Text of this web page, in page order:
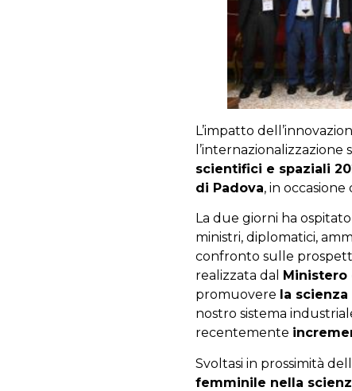
L’impatto
scientifici e spaziali
di Padova, in
La due giorni ha
ministri, diplomatici,
confronto sulle
realizzata dal Ministero
promuovere la
nostro sistema
recentemente
Svoltasi in prossimità
femminile nella